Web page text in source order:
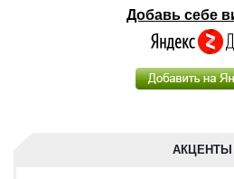
Добавь себе
АКЦЕНТЫ